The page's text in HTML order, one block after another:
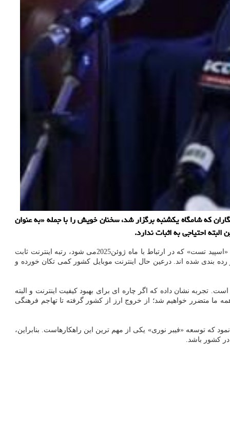
که شامگاه یکشنبه برگزار شد، سخنان خویش را با جمله «به عنوان
احتیاجی به اثبات ندارد.
به گزارش خبرآناین روزنامه همشهری نوشت: بخشی از بار ترافیک اینترنت برعهده اپراتورهای ارایه کننده اینترنت ثابت است. در آخرین گزارش سایت «اسپید تست» که در ارتباط با ماه ژوئن2025می شود، رتبه اینترنت ثابت
نسبت به ماه مه، همچنان در کنار عدد139جا خوش کرده است. البته بد نیست به این نکته هم اشاره نماییم که در این جدول، 152کشور رده بندی شده اند. درعین حال اینترنت موبایل کشور کمی تکان خورده و
تجربه نشان داده که اگر چاره ای برای بهبود کیفیت اینترنت و البته
ما متضرر خواهیم شد؛ از خروج ارز از کشور گرفته تا تهاجم فرهنگی
که توسعه «فیبر نوری» یکی از مهم ترین این راهکارهاست. بنابراین،
کشور باشد.